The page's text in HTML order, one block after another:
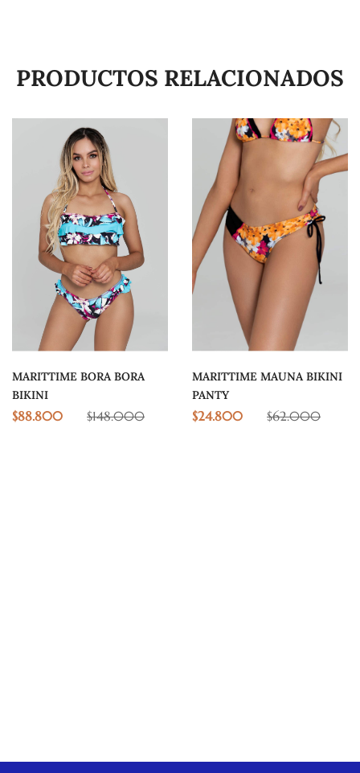
PRODUCTOS RELACIONADOS
MARITTIME BORA BORA
BIKINI
$148.000
$88.800
MARITTIME MAUNA BIKINI
PANTY
$62.000
$24.800